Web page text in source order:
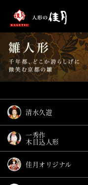
清水久遊
一秀作
木目込人形
佳月オリジナル